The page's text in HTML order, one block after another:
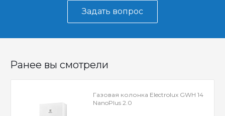
Задать вопрос
Ранее вы смотрели
Газовая колонка Electrolux GWH 14
NanoPlus 2.0